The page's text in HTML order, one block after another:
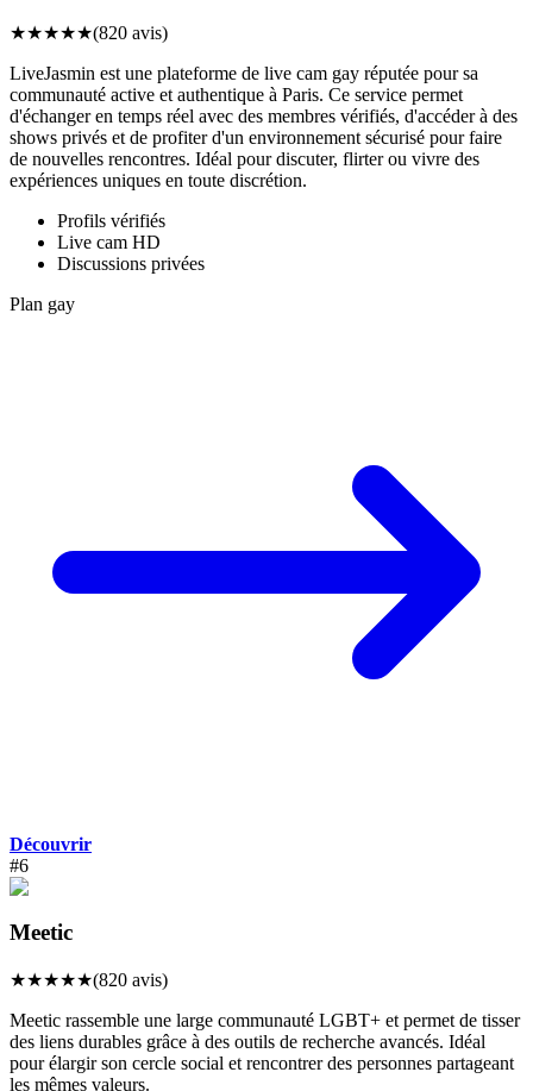
★★★★★(820 avis)
LiveJasmin est une plateforme de live cam gay réputée pour sa
communauté active et authentique à Paris. Ce service permet
d'échanger en temps réel avec des membres vérifiés, d'accéder à des
shows privés et de profiter d'un environnement sécurisé pour faire
de nouvelles rencontres. Idéal pour discuter, flirter ou vivre des
expériences uniques en toute discrétion.
Profils vérifiés
Live cam HD
Discussions privées
Plan gay
Découvrir
#6
Meetic
★★★★★(820 avis)
Meetic rassemble une large communauté LGBT+ et permet de tisser
des liens durables grâce à des outils de recherche avancés. Idéal
pour élargir son cercle social et rencontrer des personnes partageant
les mêmes valeurs.